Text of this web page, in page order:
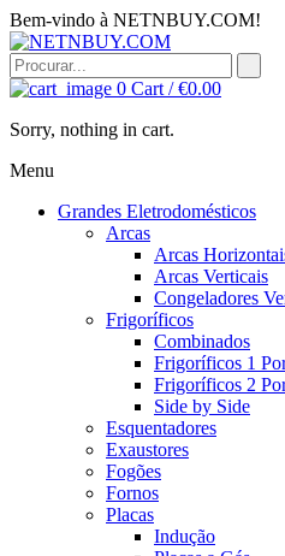
Bem-vindo à NETNBUY.COM!
0 Cart /€0.00
Sorry, nothing in cart.
Menu
Grandes Eletrodomésticos
Arcas
Arcas
Arcas Verticais
Congeladores
Frigoríficos
Combinados
Frigoríficos 1
Frigoríficos 2
Side by Side
Esquentadores
Exaustores
Fogões
Fornos
Placas
Indução